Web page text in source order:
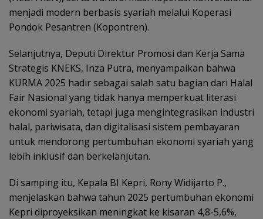
menjadi modern berbasis syariah melalui Koperasi
Pondok Pesantren (Kopontren).
Selanjutnya, Deputi Direktur Promosi dan Kerja Sama
Strategis KNEKS, Inza Putra, menyampaikan bahwa
KURMA 2025 hadir sebagai salah satu bagian dari Halal
Fair Nasional yang tidak hanya memperkuat literasi
ekonomi syariah, tetapi juga mengintegrasikan industri
halal, pariwisata, dan digitalisasi sistem pembayaran
untuk mendorong pertumbuhan ekonomi syariah yang
lebih inklusif dan berkelanjutan.
Di samping itu, Kepala BI Kepri, Rony Widijarto P.,
menjelaskan bahwa tahun 2025 pertumbuhan ekonomi
Kepri diproyeksikan meningkat ke kisaran 4,8-5,6%,